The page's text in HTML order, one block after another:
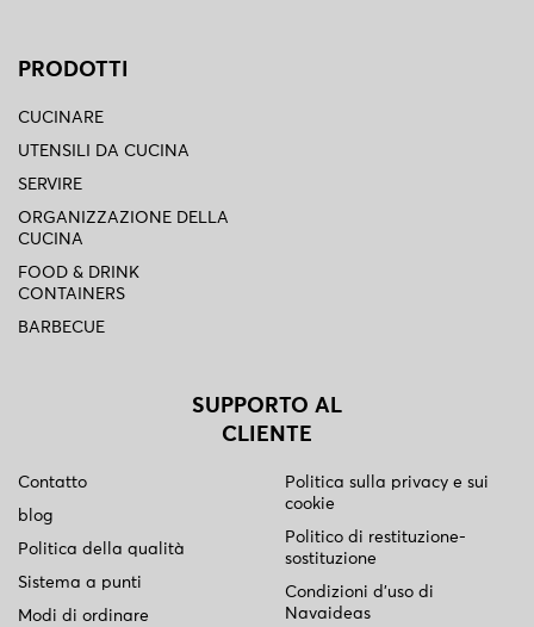
PRODOTTI
CUCINARE
UTENSILI DA CUCINA
SERVIRE
ORGANIZZAZIONE DELLA
CUCINA
FOOD & DRINK
CONTAINERS
BARBECUE
SUPPORTO AL
CLIENTE
Contatto
blog
Politica della qualità
Sistema a punti
Modi di ordinare
Politica sulla privacy e sui
cookie
Politico di restituzione-
sostituzione
Condizioni d'uso di
Navaideas